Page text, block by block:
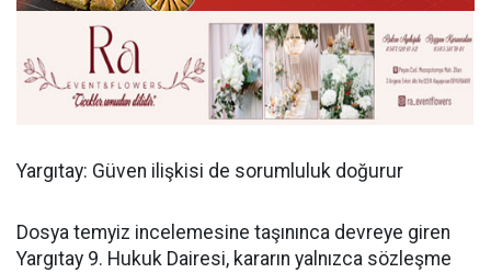
Yargıtay: Güven ilişkisi de sorumluluk doğurur
Dosya temyiz incelemesine taşınınca devreye giren
Yargıtay 9. Hukuk Dairesi, kararın yalnızca sözleşme